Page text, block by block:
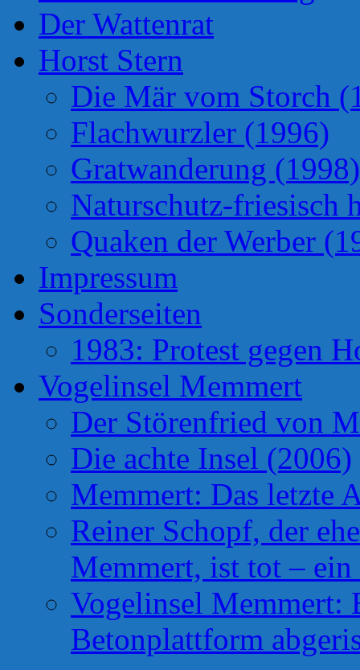
Der Wattenrat
Horst Stern
Die Mär vom Storch
Flachwurzler (1996)
Gratwanderung (1998)
Naturschutz-friesisch
Quaken der Werber
Impressum
Sonderseiten
1983: Protest gegen
Vogelinsel Memmert
Der Störenfried von
Die achte Insel (2006)
Memmert: Das letzte
Reiner Schopf, der
Memmert, ist tot –
Vogelinsel Memmert:
Betonplattform